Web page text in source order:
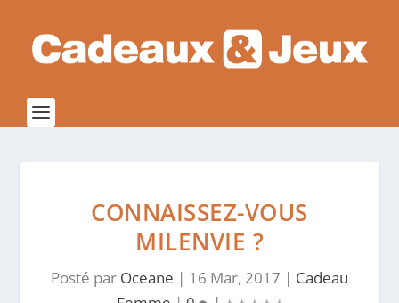
CONNAISSEZ-VOUS
MILENVIE ?
Posté par Oceane | 16 Mar, 2017 | Cadeau